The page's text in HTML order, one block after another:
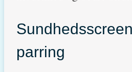
parring